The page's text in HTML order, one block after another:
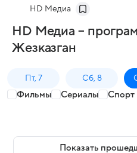
HD Медиа
HD Медиа –
Жезказган
Пт, 7 Сб, 8
Фильмы Сериалы Спорт
Показать